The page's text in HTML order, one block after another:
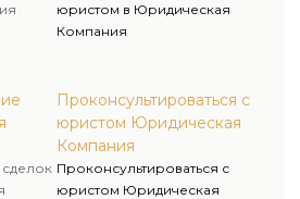
юристом в Юридическая
Компания
Проконсультироваться с
юристом Юридическая
Компания
Проконсультироваться с
юристом Юридическая